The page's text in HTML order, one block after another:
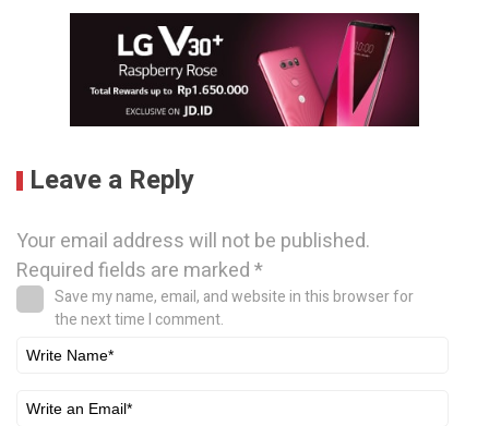
Leave a Reply
Your email address will not be published.
Required fields are marked*
Save my name, email, and website in this browser for
the next time I comment.